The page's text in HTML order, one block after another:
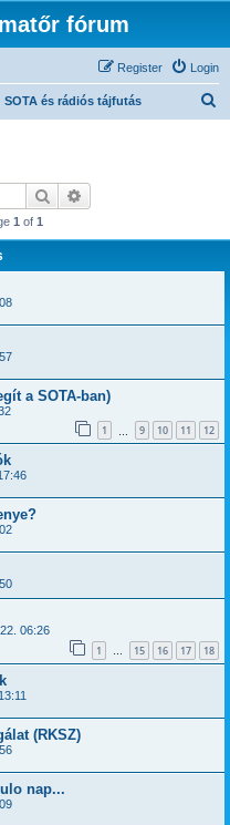
fórum
Login
Register
SOTA és rádiós tájfutás
Search
1 of 1
a SOTA-ban)
1 9 10 11 12
06:26
1 … 15 16 17 18
(RKSZ)
nap...